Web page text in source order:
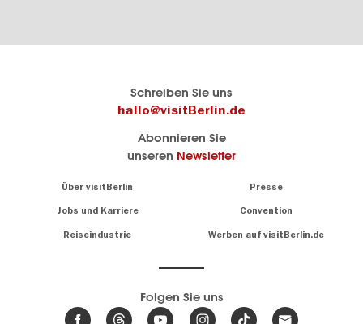
Schreiben Sie uns
hallo@visitBerlin.de
Abonnieren Sie
unseren Newsletter
Über visitBerlin Presse
Jobs und Karriere Convention
Reiseindustrie Werben auf visitBerlin.de
sind
für Sie da.
Tickets
Insidertipps
Folgen Sie uns